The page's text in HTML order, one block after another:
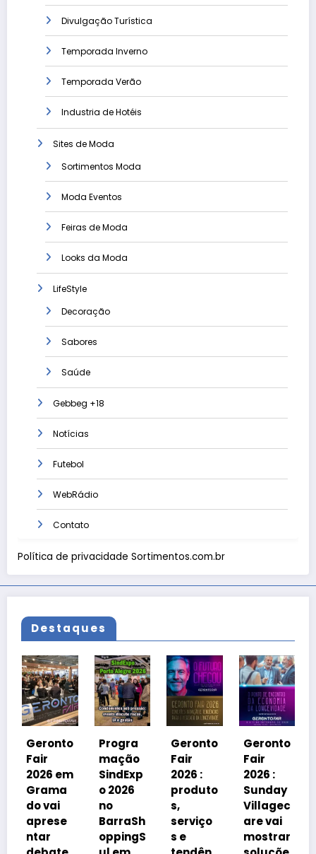
Divulgação Turística
Temporada Inverno
Temporada Verão
Industria de Hotéis
Sites de Moda
Sortimentos Moda
Moda Eventos
Feiras de Moda
Looks da Moda
LifeStyle
Decoração
Sabores
Saúde
Gebbeg +18
Notícias
Futebol
WebRádio
Contato
Política de privacidade Sortimentos.com.br
Destaques
Progra
mação
SindExp
o 2026
no
BarraSh
oppingS
Geronto
Fair
2026 :
produto
s,
serviço
s e
Geronto
Fair
2026 :
Sunday
are vai
mostrar
Geronto
Fair
2026 em
Grama
do
debater
á
avanço
imobiliá
rio